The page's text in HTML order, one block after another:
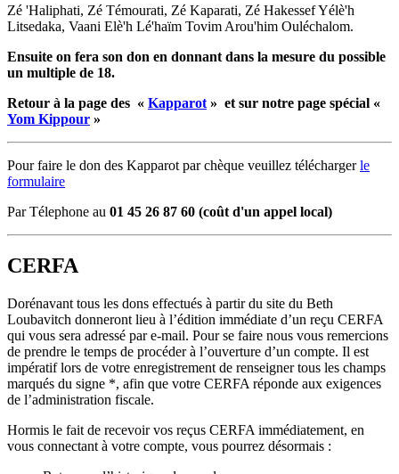
Zé 'Haliphati, Zé Témourati, Zé Kaparati, Zé Hakessef Yélè'h
Litsedaka, Vaani Elè'h Lé'haïm Tovim Arou'him Ouléchalom.
Ensuite on fera son don en donnant dans la mesure du possible
un multiple de 18.
Retour à la page des « Kapparot » et sur notre page spécial «
Yom Kippour »
Pour faire le don des Kapparot par chèque veuillez téléchargerle
formulaire
Par Télephone au 01 45 26 87 60 (coût d'un appel local)
CERFA
Dorénavant tous les dons effectués à partir du site du Beth
Loubavitch donneront lieu à l’édition immédiate d’un reçu CERFA
qui vous sera adressé par e-mail. Pour se faire nous vous remercions
de prendre le temps de procéder à l’ouverture d’un compte. Il est
impératif lors de votre enregistrement de renseigner tous les champs
marqués du signe *, afin que votre CERFA réponde aux exigences
de l’administration fiscale.
Hormis le fait de recevoir vos reçus CERFA immédiatement, en
vous connectant à votre compte, vous pourrez désormais :